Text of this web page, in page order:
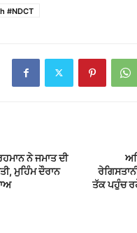
#NDCT
ਨੇ ਜਮਾਤ ਦੀ
ਮੁਹਿੰਮ ਦੌਰਾਨ
ਤੱਕ ਪਹੁੰਚ